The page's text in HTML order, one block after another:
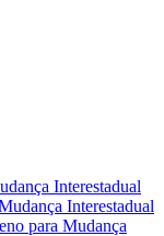
Interestadual
Interestadual
para Mudança